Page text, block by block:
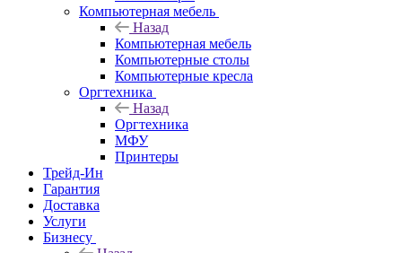
Компьютерная мебель
Назад
Компьютерная мебель
Компьютерные столы
Компьютерные кресла
Оргтехника
Назад
Оргтехника
МФУ
Принтеры
Трейд-Ин
Гарантия
Доставка
Услуги
Бизнесу